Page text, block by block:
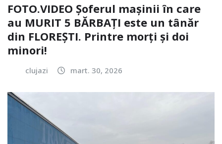
FOTO.VIDEO Șoferul mașinii în care
au MURIT 5 BĂRBAȚI este un tânăr
din FLOREȘTI. Printre morți și doi
minori!
clujazi mart. 30, 2026